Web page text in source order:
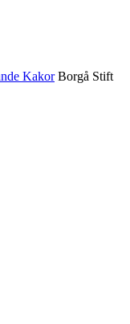
Kakor Borgå Stift